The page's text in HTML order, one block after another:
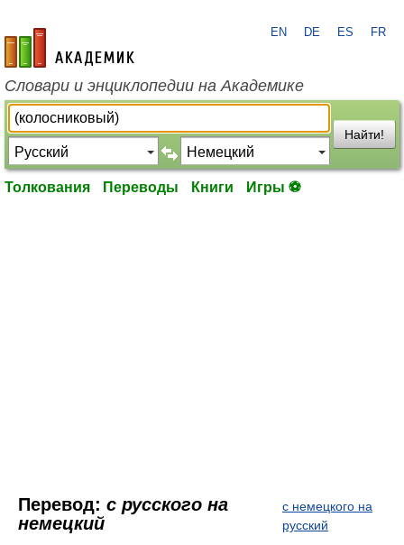
academic.ru
EN DE ES FR
Словари и энциклопедии на Академике
Найти!
Толкования Переводы Книги Игры ⚽
Перевод: с русского на
немецкий
с немецкого на
русский